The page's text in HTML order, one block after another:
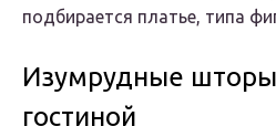
подбирается платье, типа
Изумрудные
гостиной